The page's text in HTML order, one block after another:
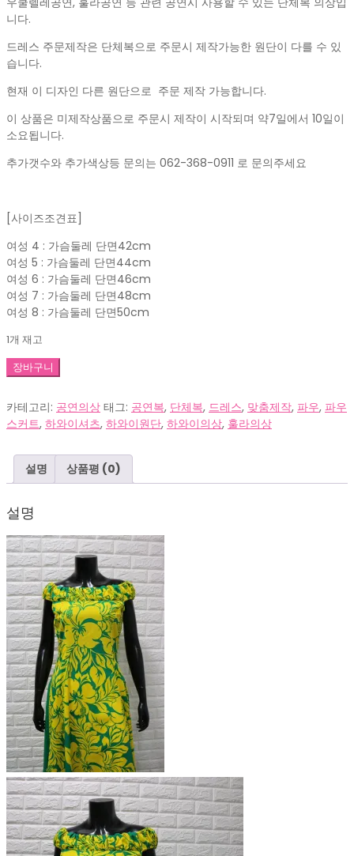
니다.
드레스 주문제작은 단체복으로 주문시 제작가능한 원단이 다를 수 있
습니다.
현재 이 디자인 다른 원단으로 주문 제작 가능합니다.
이 상품은 미제작상품으로 주문시 제작이 시작되며 약7일에서 10일이
소요됩니다.
추가갯수와 추가색상등 문의는 062-368-0911 로 문의주세요
[사이즈조견표]
여성 4 : 가슴둘레 단면42cm
여성 5 : 가슴둘레 단면44cm
여성 6 : 가슴둘레 단면46cm
여성 7 : 가슴둘레 단면48cm
여성 8 : 가슴둘레 단면50cm
1개 재고
원
피
스
롱
드
훌
드
레
스
어
깨
셔
링
뒤
자
크
디
자
인
샘
플
1
번
수
량
장바구니
카테고리: 공연의상 태그: 공연복, 단체복, 드레스, 맞춤제작, 파우, 파우
스커트, 하와이셔츠, 하와이원단, 하와이의상, 훌라의상
설명 상품평 (0)
설명